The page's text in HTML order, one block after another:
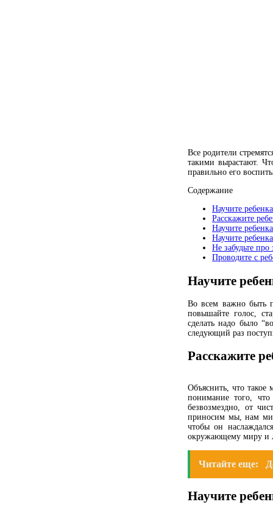
Все родители
такими вырастают.
правильно его
Содержание
Научите
Расскажите
Научите
Научите
Не забудьте
Проводите с
Научите
Во всем важно быть
повышайте голос,
сделать надо было
следующий раз
Расскажите
Объяснить, что
понимание того,
безвозмездно, от
приносим мы, нам
чтобы он
окружающему миру и
Читайте еще:
Научите